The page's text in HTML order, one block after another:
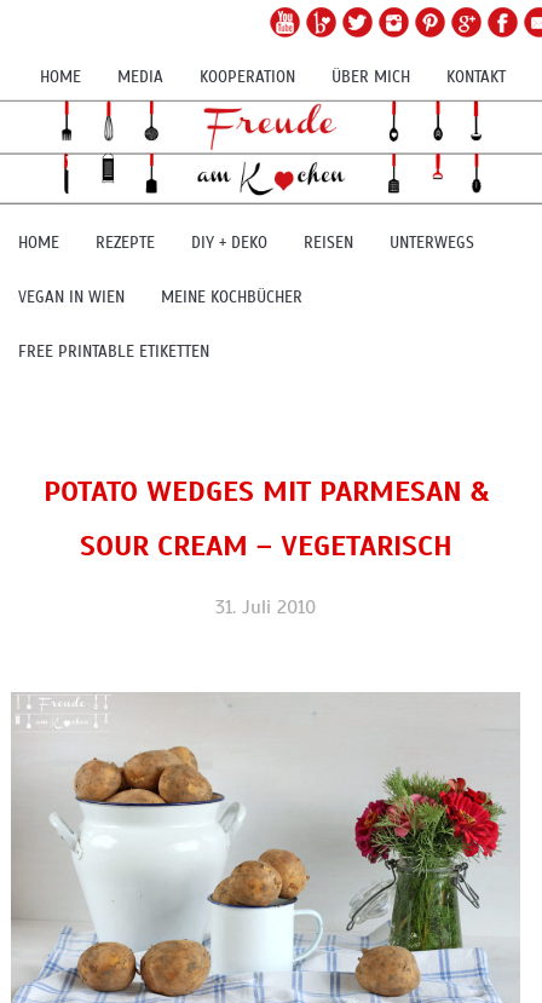
HOME MEDIA KOOPERATION ÜBER MICH KONTAKT
HOME REZEPTE DIY + DEKO REISEN UNTERWEGS
VEGAN IN WIEN MEINE KOCHBÜCHER
FREE PRINTABLE ETIKETTEN
POTATO WEDGES MIT PARMESAN &
SOUR CREAM – VEGETARISCH
31. Juli 2010